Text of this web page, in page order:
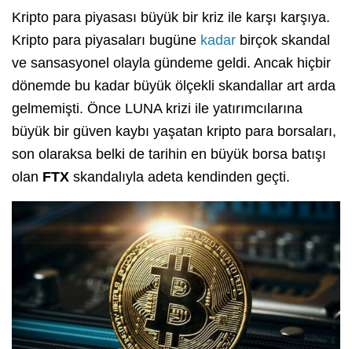
Kripto para piyasası büyük bir kriz ile karşı karşıya.
Kripto para piyasaları bugüne kadar birçok skandal
ve sansasyonel olayla gündeme geldi. Ancak hiçbir
dönemde bu kadar büyük ölçekli skandallar art arda
gelmemişti. Önce LUNA krizi ile yatırımcılarına
büyük bir güven kaybı yaşatan kripto para borsaları,
son olaraksa belki de tarihin en büyük borsa batışı
olan FTX skandalıyla adeta kendinden geçti.